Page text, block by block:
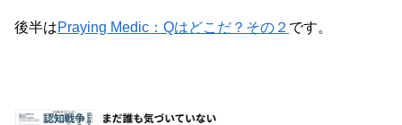
後半はPraying Medic：Qはどこだ？その２ です。